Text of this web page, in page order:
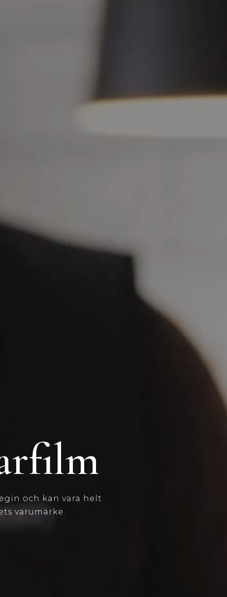
och kan vara helt
varumärke.